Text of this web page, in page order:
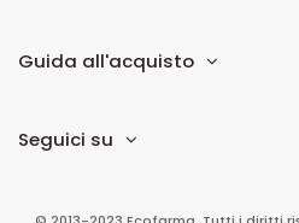
Guida all'acquisto
Seguici su